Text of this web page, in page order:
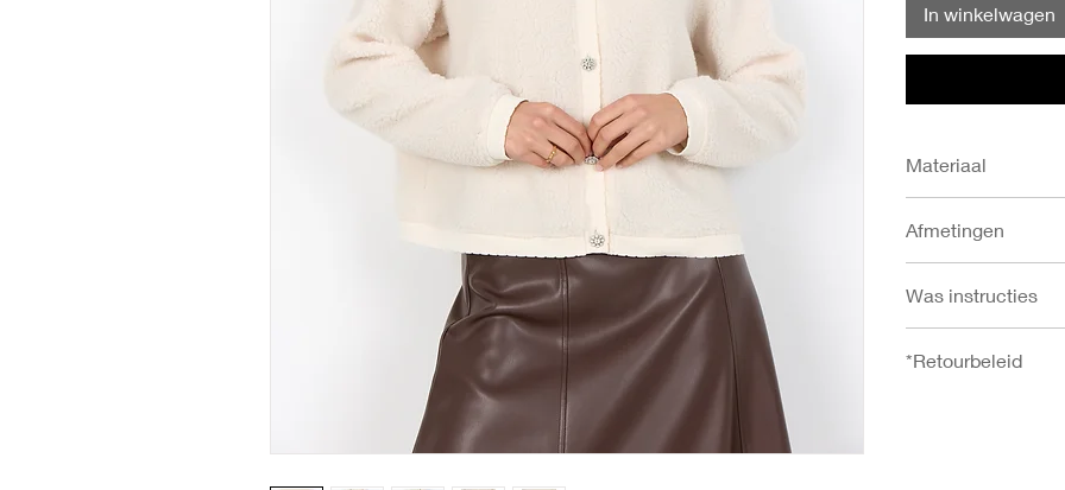
In winkelwagen
Materiaal
Afmetingen
- Onderzoom in cm:
130
XXL 134
Was instructies
droogtrommel,
*Retourbeleid